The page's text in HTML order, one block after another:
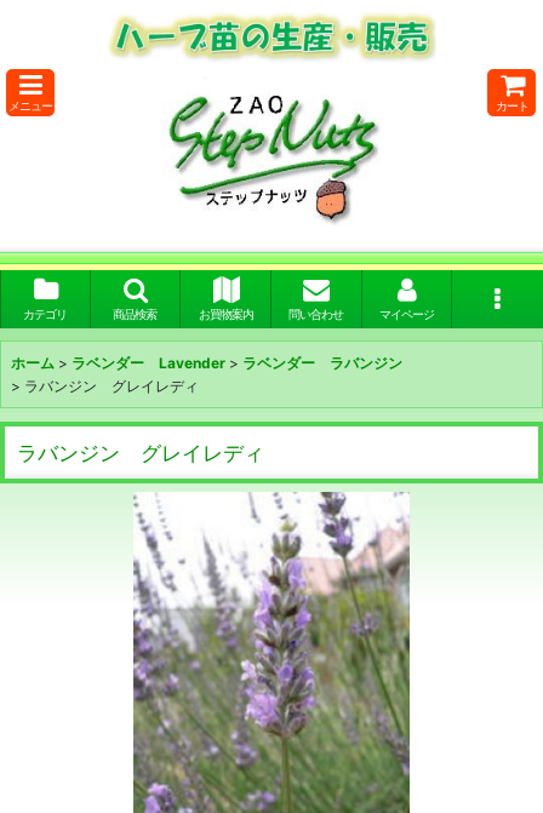
メニュー カート
カテゴリ 商品検索 お買物案内 問い合わせ マイページ
ホーム > ラベンダー Lavender > ラベンダー ラバンジン
> ラバンジン グレイレディ
ラバンジン グレイレディ